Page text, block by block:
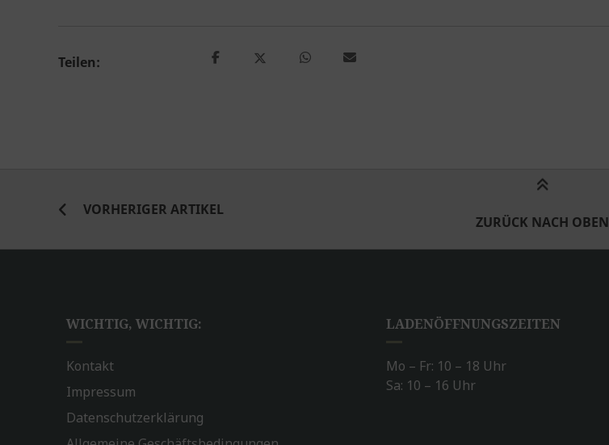
Teilen:
VORHERIGER ARTIKEL
ZURÜCK NACH OBEN
WICHTIG, WICHTIG:
Kontakt
Impressum
Datenschutzerklärung
LADENÖFFNUNGSZEITEN
Mo – Fr: 10 – 18 Uhr
Sa: 10 – 16 Uhr